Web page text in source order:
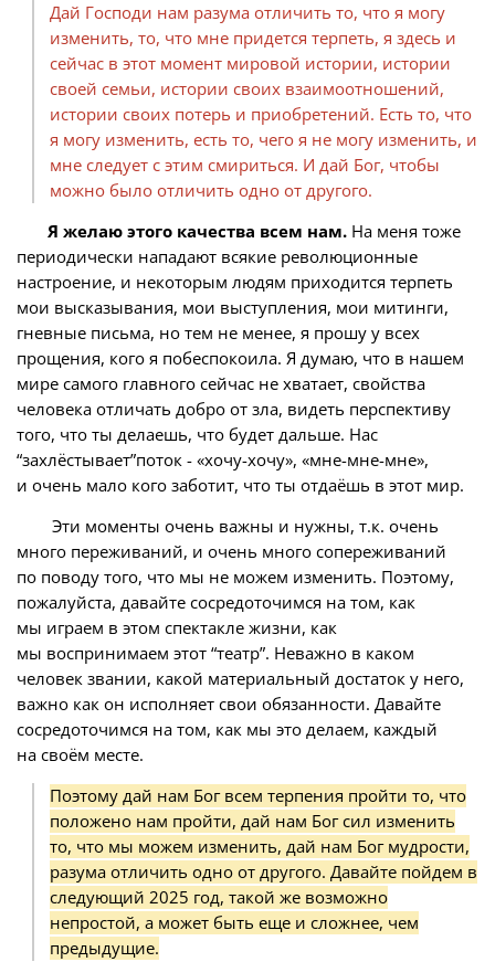
Дай Господи нам разума отличить то, что я могу
изменить, то, что мне придется терпеть, я здесь и
сейчас в этот момент мировой истории, истории
своей семьи, истории своих взаимоотношений,
истории своих потерь и приобретений. Есть то, что
я могу изменить, есть то, чего я не могу изменить, и
мне следует с этим смириться. И дай Бог, чтобы
можно было отличить одно от другого.
Я желаю этого качества всем нам. На меня тоже
периодически нападают всякие революционные
настроение, и некоторым людям приходится терпеть
мои высказывания, мои выступления, мои митинги,
гневные письма, но тем не менее, я прошу у всех
прощения, кого я побеспокоила. Я думаю, что в нашем
мире самого главного сейчас не хватает, свойства
человека отличать добро от зла, видеть перспективу
того, что ты делаешь, что будет дальше. Нас
“захлёстывает”поток - «хочу-хочу», «мне-мне-мне»,
и очень мало кого заботит, что ты отдаёшь в этот мир.
Эти моменты очень важны и нужны, т.к. очень
много переживаний, и очень много сопереживаний
по поводу того, что мы не можем изменить. Поэтому,
пожалуйста, давайте сосредоточимся на том, как
мы играем в этом спектакле жизни, как
мы воспринимаем этот “театр”. Неважно в каком
человек звании, какой материальный достаток у него,
важно как он исполняет свои обязанности. Давайте
сосредоточимся на том, как мы это делаем, каждый
на своём месте.
Поэтому дай нам Бог всем терпения пройти то, что
положено нам пройти, дай нам Бог сил изменить
то, что мы можем изменить, дай нам Бог мудрости,
разума отличить одно от другого. Давайте пойдем в
следующий 2025 год, такой же возможно
непростой, а может быть еще и сложнее, чем
предыдущие.